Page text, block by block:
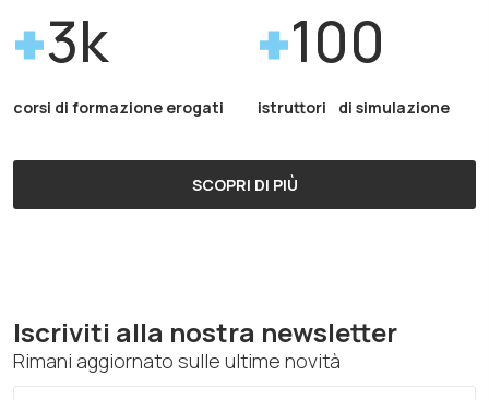
3k
corsi di formazione erogati
100
istruttori di simulazione
SCOPRI DI PIÙ
Iscriviti alla nostra newsletter
Rimani aggiornato sulle ultime novità